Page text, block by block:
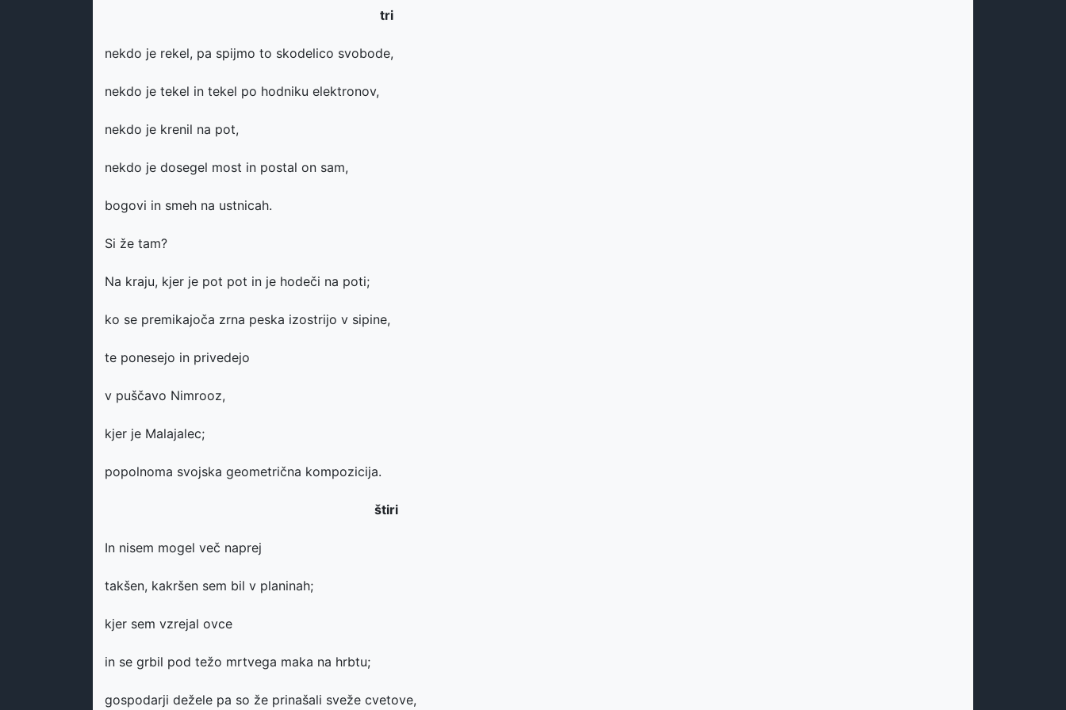
tri
nekdo je rekel, pa spijmo to skodelico svobode,
nekdo je tekel in tekel po hodniku elektronov,
nekdo je krenil na pot,
nekdo je dosegel most in postal on sam,
bogovi in smeh na ustnicah.
Si že tam?
Na kraju, kjer je pot pot in je hodeči na poti;
ko se premikajoča zrna peska izostrijo v sipine,
te ponesejo in privedejo
v puščavo Nimrooz,
kjer je Malajalec;
popolnoma svojska geometrična kompozicija.
štiri
In nisem mogel več naprej
takšen, kakršen sem bil v planinah;
kjer sem vzrejal ovce
in se grbil pod težo mrtvega maka na hrbtu;
gospodarji dežele pa so že prinašali sveže cvetove,